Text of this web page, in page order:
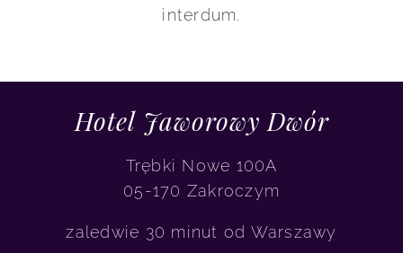
interdum.
Hotel Jaworowy Dwór
Trębki Nowe 100A
05-170 Zakroczym
zaledwie 30 minut od Warszawy